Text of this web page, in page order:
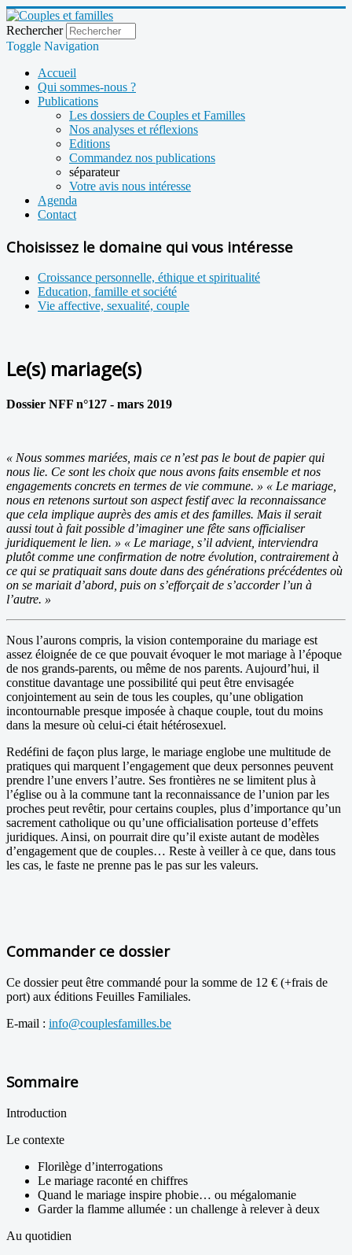
Rechercher
Toggle Navigation
Accueil
Qui sommes-nous ?
Publications
Les dossiers de Couples et Familles
Nos analyses et réflexions
Editions
Commandez nos publications
séparateur
Votre avis nous intéresse
Agenda
Contact
Choisissez le domaine qui vous intéresse
Croissance personnelle, éthique et spiritualité
Education, famille et société
Vie affective, sexualité, couple
Le(s) mariage(s)
Dossier NFF n°127 - mars 2019
« Nous sommes mariées, mais ce n’est pas le bout de papier qui
nous lie. Ce sont les choix que nous avons faits ensemble et nos
engagements concrets en termes de vie commune. » « Le mariage,
nous en retenons surtout son aspect festif avec la reconnaissance
que cela implique auprès des amis et des familles. Mais il serait
aussi tout à fait possible d’imaginer une fête sans officialiser
juridiquement le lien. » « Le mariage, s’il advient, interviendra
plutôt comme une confirmation de notre évolution, contrairement à
ce qui se pratiquait sans doute dans des générations précédentes où
on se mariait d’abord, puis on s’efforçait de s’accorder l’un à
l’autre. »
Nous l’aurons compris, la vision contemporaine du mariage est
assez éloignée de ce que pouvait évoquer le mot mariage à l’époque
de nos grands-parents, ou même de nos parents. Aujourd’hui, il
constitue davantage une possibilité qui peut être envisagée
conjointement au sein de tous les couples, qu’une obligation
incontournable presque imposée à chaque couple, tout du moins
dans la mesure où celui-ci était hétérosexuel.
Redéfini de façon plus large, le mariage englobe une multitude de
pratiques qui marquent l’engagement que deux personnes peuvent
prendre l’une envers l’autre. Ses frontières ne se limitent plus à
l’église ou à la commune tant la reconnaissance de l’union par les
proches peut revêtir, pour certains couples, plus d’importance qu’un
sacrement catholique ou qu’une officialisation porteuse d’effets
juridiques. Ainsi, on pourrait dire qu’il existe autant de modèles
d’engagement que de couples… Reste à veiller à ce que, dans tous
les cas, le faste ne prenne pas le pas sur les valeurs.
Commander ce dossier
Ce dossier peut être commandé pour la somme de 12 € (+frais de
port) aux éditions Feuilles Familiales.
E-mail : info@couplesfamilles.be
Sommaire
Introduction
Le contexte
Florilège d’interrogations
Le mariage raconté en chiffres
Quand le mariage inspire phobie… ou mégalomanie
Garder la flamme allumée : un challenge à relever à deux
Au quotidien